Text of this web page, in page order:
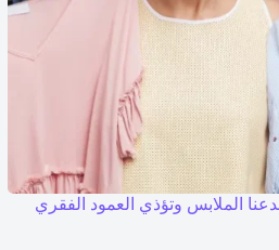
الملابس وتؤذي العمود الفقري